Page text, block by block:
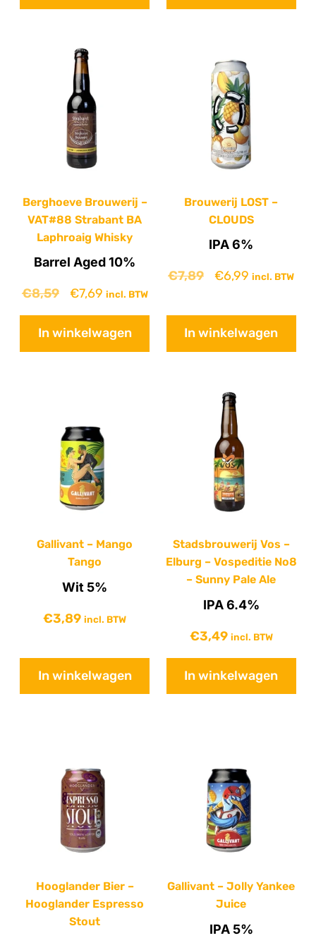
Berghoeve Brouwerij –
VAT#88 Strabant BA
Laphroaig Whisky
Barrel Aged 10%
€8,59 €7,69 incl. BTW
In winkelwagen
Brouwerij LOST –
CLOUDS
IPA 6%
€7,89 €6,99 incl. BTW
In winkelwagen
Gallivant – Mango
Tango
Wit 5%
€3,89 incl. BTW
In winkelwagen
Stadsbrouwerij Vos –
Elburg – Vospeditie No8
– Sunny Pale Ale
IPA 6.4%
€3,49 incl. BTW
In winkelwagen
Hooglander Bier –
Hooglander Espresso
Stout
Gallivant – Jolly Yankee
Juice
IPA 5%